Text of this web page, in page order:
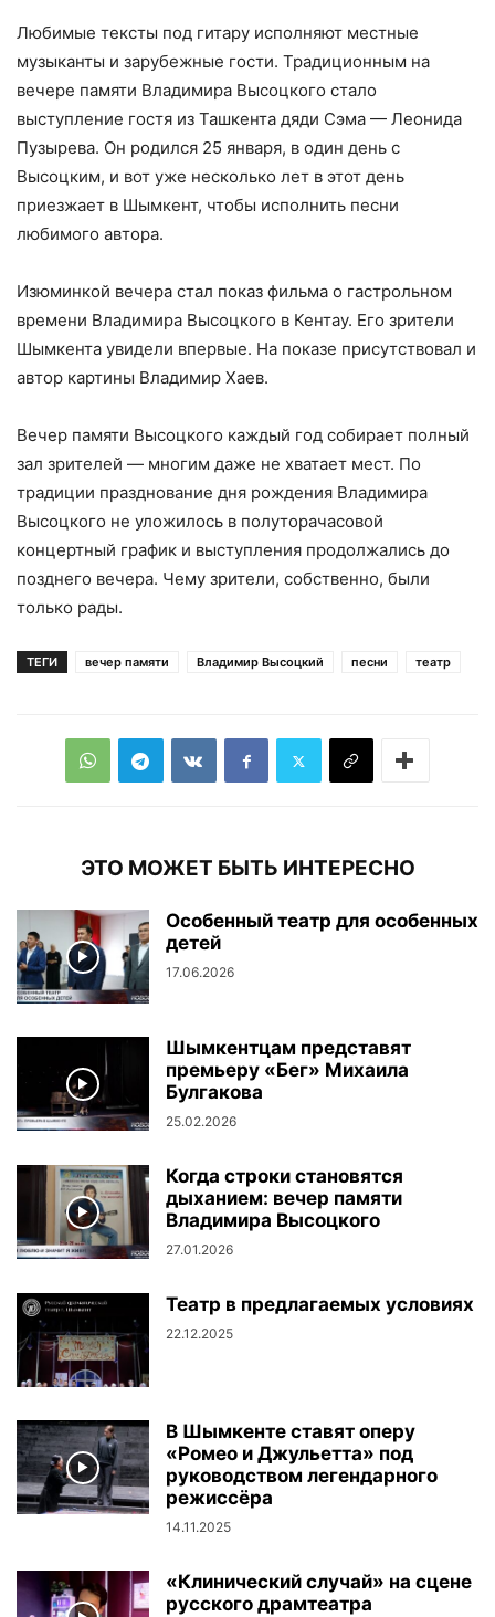
Любимые тексты под гитару исполняют местные
музыканты и зарубежные гости. Традиционным на
вечере памяти Владимира Высоцкого стало
выступление гостя из Ташкента дяди Сэма — Леонида
Пузырева. Он родился 25 января, в один день с
Высоцким, и вот уже несколько лет в этот день
приезжает в Шымкент, чтобы исполнить песни
любимого автора.
Изюминкой вечера стал показ фильма о гастрольном
времени Владимира Высоцкого в Кентау. Его зрители
Шымкента увидели впервые. На показе присутствовал и
автор картины Владимир Хаев.
Вечер памяти Высоцкого каждый год собирает полный
зал зрителей — многим даже не хватает мест. По
традиции празднование дня рождения Владимира
Высоцкого не уложилось в полуторачасовой
концертный график и выступления продолжались до
позднего вечера. Чему зрители, собственно, были
только рады.
ТЕГИ вечер памяти Владимир Высоцкий песни театр
ЭТО МОЖЕТ БЫТЬ ИНТЕРЕСНО
Особенный театр для особенных
детей
17.06.2026
Шымкентцам представят
премьеру «Бег» Михаила
Булгакова
25.02.2026
Когда строки становятся
дыханием: вечер памяти
Владимира Высоцкого
27.01.2026
Театр в предлагаемых условиях
22.12.2025
В Шымкенте ставят оперу
«Ромео и Джульетта» под
руководством легендарного
режиссёра
14.11.2025
«Клинический случай» на сцене
русского драмтеатра